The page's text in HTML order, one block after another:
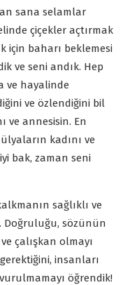
sana selamlar
çiçekler açtırmak
için baharı beklemesi
ve seni andık. Hep
ve hayalinde
ve özlendiğini bil
ve annesisin. En
kadını ve
bak, zaman seni
sağlıklı ve
sözünün
çalışkan olmayı
insanları
öğrendik!